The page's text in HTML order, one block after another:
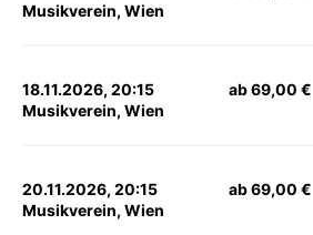
Musikverein, Wien
18.11.2026, 20:15
Musikverein, Wien
ab 69,00 €
20.11.2026, 20:15
Musikverein, Wien
ab 69,00 €